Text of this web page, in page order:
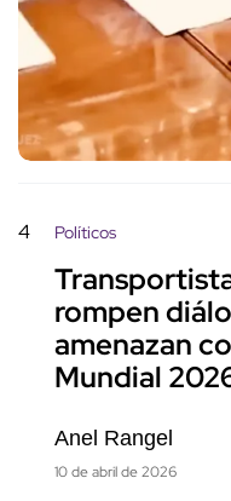
4 Políticos
rompen
amenazan
Mundial
Anel Rangel
10 de abril de 2026